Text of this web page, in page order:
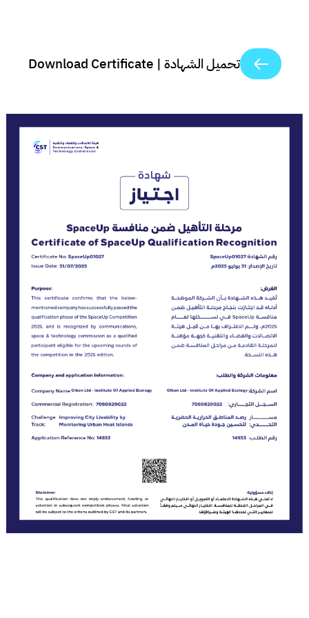
تحميل الشهادة | Download Certificate